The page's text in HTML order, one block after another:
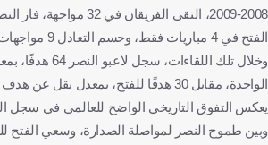
الفتح في 4 مباريات فقط، وحسم التعادل 9 مواجهات.
وخلال تلك
الواحدة، مقابل 30 هدفًا للفتح، بمعدل
يعكس التفوق التاريخي الواضح للعالمي في سجل
وبين طموح النصر لمواصلة الصدارة، وسعي الفتح